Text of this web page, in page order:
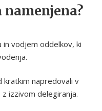
in vodjem oddelkov, ki
kratkim napredovali v
izzivom delegiranja.